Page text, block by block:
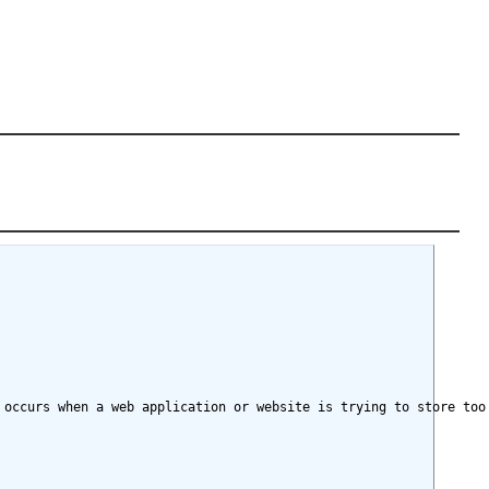
when a web application or website is trying to store